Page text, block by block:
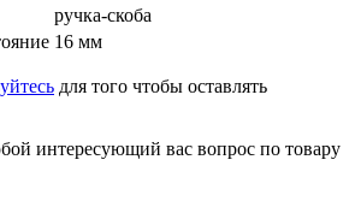
ручка-скоба
16 мм
для того чтобы оставлять
интересующий вас вопрос по товару